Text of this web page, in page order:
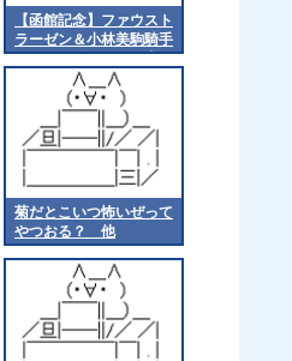
【函館記念】ファウスト
ラーゼン＆小林美駒騎手
のまくりｷﾀ━━━━(ﾟ
∀ﾟ)━━━━!!
菊だとこいつ怖いぜって
やつおる？ 他